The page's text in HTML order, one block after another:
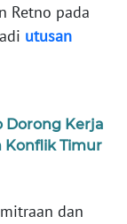
Retno pada
utusan
Dorong Kerja
Konflik Timur
dan